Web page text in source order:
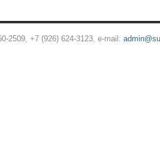
2509, +7 (926) 624-3123, e-mail: